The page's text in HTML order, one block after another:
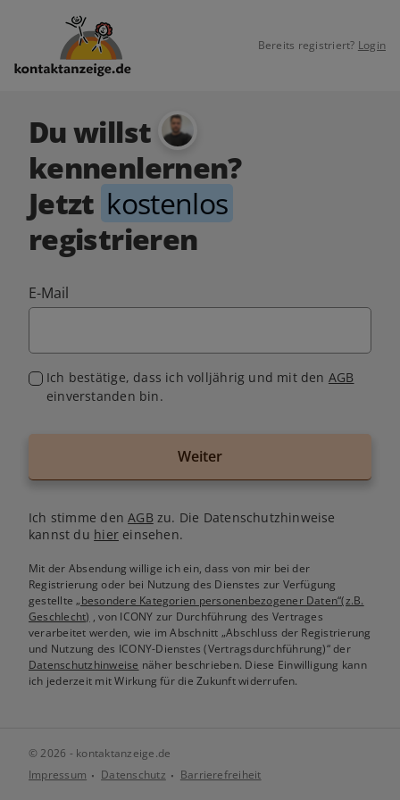
Bereits registriert? Login
Du willst
kennenlernen?
Jetzt kostenlos
registrieren
E-Mail
Ich bestätige, dass ich volljährig und mit den AGB
einverstanden bin.
Weiter
Ich stimme denAGB zu. Die Datenschutzhinweise
kannst du hiereinsehen.
Mit der Absendung willige ich ein, dass von mir bei der
Registrierung oder bei Nutzung des Dienstes zur Verfügung
gestellte„besondere Kategorien personenbezogener Daten“(z.B.
Geschlecht) , von ICONY zur Durchführung des Vertrages
verarbeitet werden, wie im Abschnitt „Abschluss der Registrierung
und Nutzung des ICONY-Dienstes (Vertragsdurchführung)“ der
Datenschutzhinweise näher beschrieben. Diese Einwilligung kann
ich jederzeit mit Wirkung für die Zukunft widerrufen.
© 2026 - kontaktanzeige.de
Impressum
Datenschutz Barrierefreiheit